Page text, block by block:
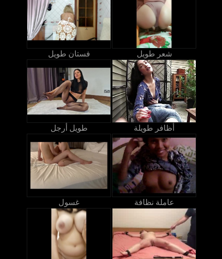
فستان طويل شعر طويل
طويل أرجل أظافر طويلة
غسول عاملة نظافة